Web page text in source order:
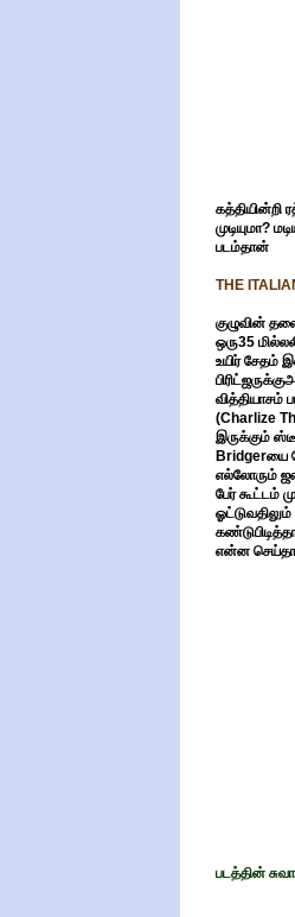
கத்தியின்றி
முடியுமா?
படம்தான்
THE
குழுவின்
ஒரு35
உயிர் சேதம்
வித்தியாசம்
(Charlize
இருக்கும்
Bridgerயை
எல்லோரும்
பேர் கூட்டம்
என்ன
படத்தின்